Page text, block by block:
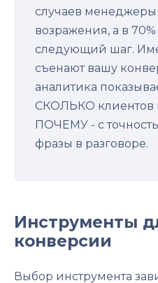
случаев менеджеры
возражения, а в
следующий шаг.
съенают вашу
аналитика
СКОЛЬКО клиентов
ПОЧЕМУ - с
фразы в разговоре.
Инструменты
конверсии
Выбор инструмента